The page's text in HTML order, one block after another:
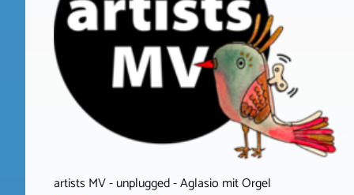
artists MV - unplugged - Aglasio mit Orgel